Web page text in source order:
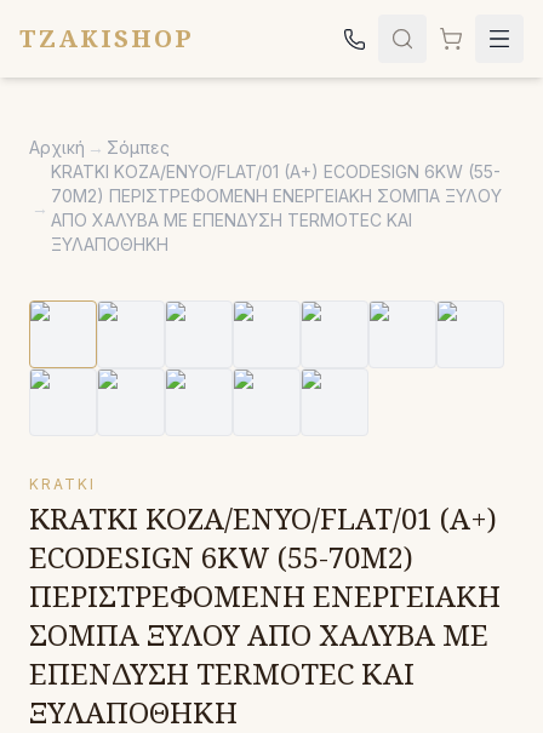
TZAKISHOP
Σόμπες
Ψησταριές
Κήπος
Εκκλησιαστικά
Αρχική → Σόμπες
→
KRATKI KOZA/ENYO/FLAT/01 (A+) ECODESIGN 6KW (55-
70M2) ΠΕΡΙΣΤΡΕΦΟΜΕΝΗ ΕΝΕΡΓΕΙΑΚΗ ΣΟΜΠΑ ΞΥΛΟΥ
ΑΠΟ ΧΑΛΥΒΑ ΜΕ ΕΠΕΝΔΥΣΗ TERMOTEC ΚΑΙ
ΞΥΛΑΠΟΘΗΚΗ
KRATKI
KRATKI KOZA/ENYO/FLAT/01 (A+)
ECODESIGN 6KW (55-70M2)
ΠΕΡΙΣΤΡΕΦΟΜΕΝΗ ΕΝΕΡΓΕΙΑΚΗ
ΣΟΜΠΑ ΞΥΛΟΥ ΑΠΟ ΧΑΛΥΒΑ ΜΕ
ΕΠΕΝΔΥΣΗ TERMOTEC ΚΑΙ
ΞΥΛΑΠΟΘΗΚΗ